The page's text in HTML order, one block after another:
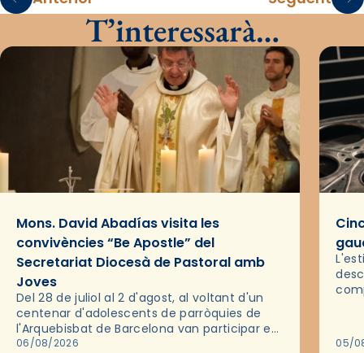
T’interessarà…
Mons. David Abadías visita les
convivències “Be Apostle” del
Secretariat Diocesà de Pastoral amb
Joves
Del 28 de juliol al 2 d'agost, al voltant d'un
centenar d'adolescents de parròquies de
l'Arquebisbat de Barcelona van participar en
les convivències Be Apostle, organitzades
06/08/2026 05/